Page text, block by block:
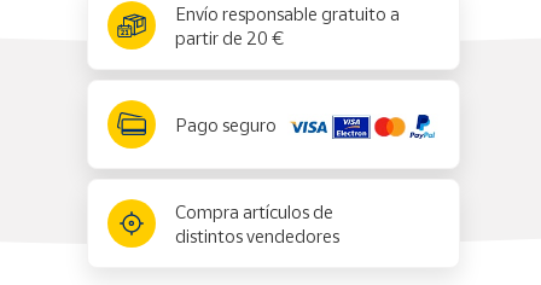
Envío responsable gratuito a
partir de 20 €
Pago seguro
Compra artículos de
distintos vendedores